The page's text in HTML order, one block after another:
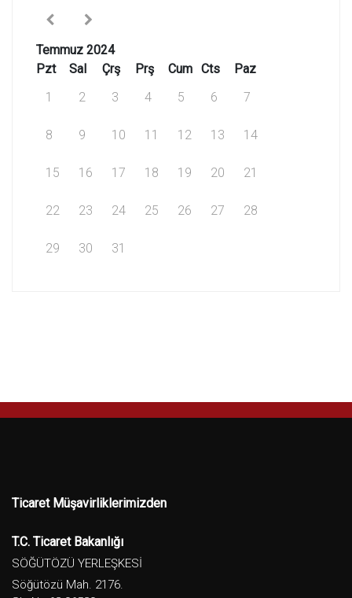
Temmuz 2024
Pzt
Sal Çrş Prş Cum Cts
Paz
1
2 3 4 5 6 7
8 9 10 11 12 13 14
15 16 17 18 19 20 21
22 23 24 25 26 27 28
29 30 31
Ticaret Müşavirliklerimizden
T.C. Ticaret Bakanlığı
SÖĞÜTÖZÜ YERLEŞKESİ
Söğütözü Mah. 2176.